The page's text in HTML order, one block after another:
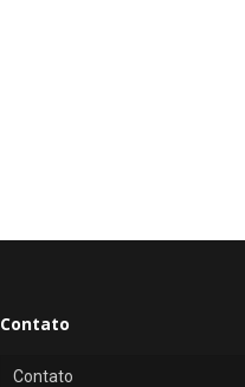
Contato
Contato